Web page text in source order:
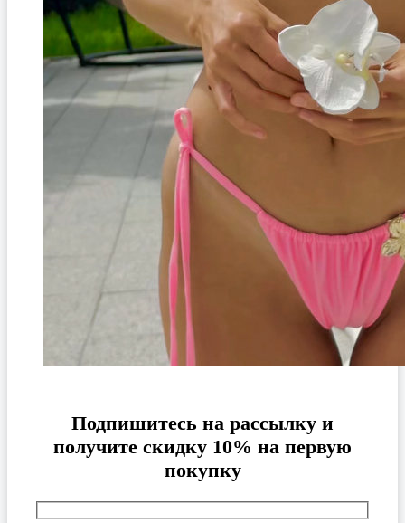
Подпишитесь на рассылку и
получите скидку 10% на первую
покупку